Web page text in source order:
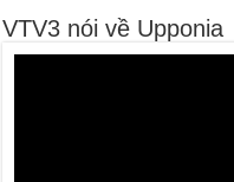
VTV3 nói về Upponia